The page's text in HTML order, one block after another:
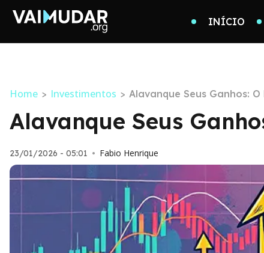
INÍCIO
Home > Investimentos > Alavanque Seus Ganhos:
Alavanque Seus
23/01/2026 - 05:01 • Fabio Henrique